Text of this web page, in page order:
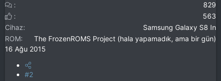
829
563
Cihaz
Samsung Galaxy S8 In
ROM
The FrozenROMS Project (hala yapamadık, ama bir gün)
16 Ağu 2015
#2